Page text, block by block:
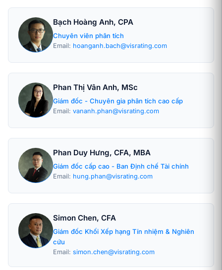
Bạch Hoàng Anh, CPA
Chuyên viên phân tích
Email: hoanganh.bach@visrating.com
Phan Thị Vân Anh, MSc
Giám đốc - Chuyên gia phân tích cao cấp
Email: vananh.phan@visrating.com
Phan Duy Hưng, CFA, MBA
Giám đốc cấp cao - Ban Định chế Tài chính
Email: hung.phan@visrating.com
Simon Chen, CFA
Giám đốc Khối Xếp hạng Tín nhiệm & Nghiên
cứu
Email: simon.chen@visrating.com